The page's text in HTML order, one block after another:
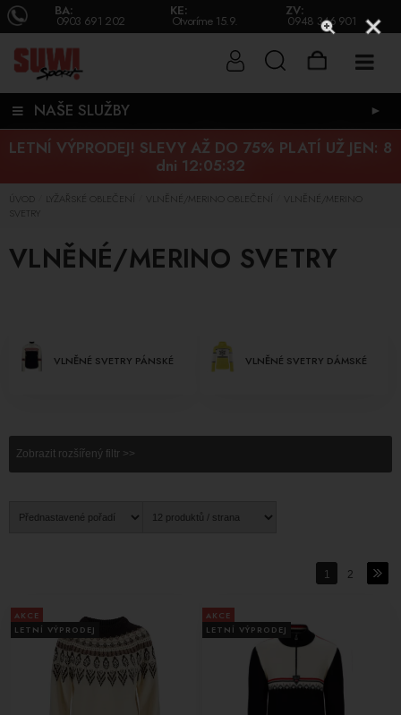
BA:
0903 691 202
KE:
Otvoríme 15.9.
ZV:
0948 346 901
NAŠE SLUŽBY ►
LETNÍ VÝPRODEJ! SLEVY AŽ DO 75% PLATÍ UŽ JEN: 8
dni 12:05:32
ÚVOD LYŽAŘSKÉ OBLEČENÍ VLNĚNÉ/MERINO OBLEČENÍ
VLNĚNÉ/MERINO
SVETRY
VLNĚNÉ/MERINO SVETRY
VLNĚNÉ SVETRY PÁNSKÉ VLNĚNÉ SVETRY DÁMSKÉ
Zobrazit rozšířený filtr >>
1 2
AKCE
LETNÍ VÝPRODEJ
AKCE
LETNÍ VÝPRODEJ